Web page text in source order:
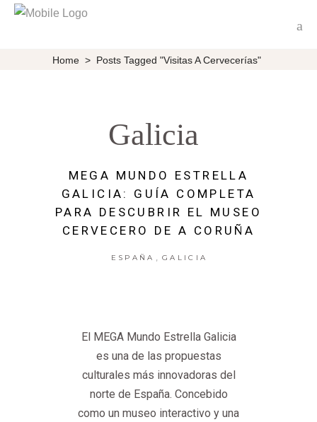
Home > Posts Tagged "Visitas A Cervecerías"
Galicia
MEGA MUNDO ESTRELLA
GALICIA: GUÍA COMPLETA
PARA DESCUBRIR EL MUSEO
CERVECERO DE A CORUÑA
ESPAÑA , GALICIA
El MEGA Mundo Estrella Galicia
es una de las propuestas
culturales más innovadoras del
norte de España. Concebido
como un museo interactivo y una